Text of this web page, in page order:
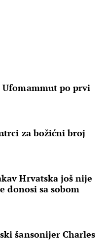
po prvi
za božićni broj
Hrvatska još nije
donosi sa sobom
šansonijer Charles